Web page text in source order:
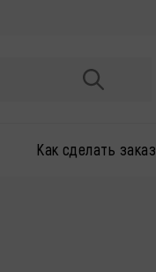
Как сделать заказ